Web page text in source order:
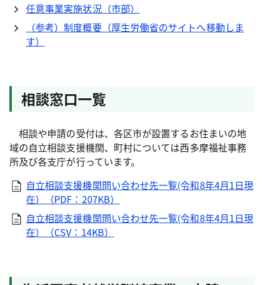
任意事業実施状況（市部）
（参考）制度概要（厚生労働省のサイトへ移動しま
す）
相談窓口一覧
相談や申請の受付は、各区市が設置するお住まいの地
域の自立相談支援機関、町村については西多摩福祉事務
所及び各支庁が行っています。
自立相談支援機関問い合わせ先一覧(令和8年4月1日現
在）（PDF：207KB）
自立相談支援機関問い合わせ先一覧(令和8年4月1日現
在）（CSV：14KB）